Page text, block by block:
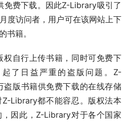
免费下载。因此Z-Library吸引了
度访问者，用户可在该网站上下
书籍。
自行上传书籍，同时可免费下
了日益严重的盗版问题。Z-
版书籍供免费下载的在线存储
Library都不能容忍。版权法本
因此，Z-Library对于各个国家